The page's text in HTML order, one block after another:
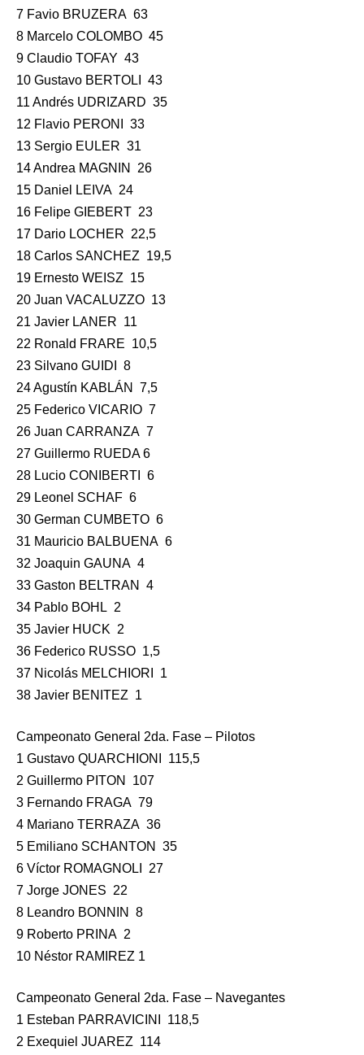
7 Favio BRUZERA 63
8 Marcelo COLOMBO 45
9 Claudio TOFAY 43
10 Gustavo BERTOLI 43
11 Andrés UDRIZARD 35
12 Flavio PERONI 33
13 Sergio EULER 31
14 Andrea MAGNIN 26
15 Daniel LEIVA 24
16 Felipe GIEBERT 23
17 Dario LOCHER 22,5
18 Carlos SANCHEZ 19,5
19 Ernesto WEISZ 15
20 Juan VACALUZZO 13
21 Javier LANER 11
22 Ronald FRARE 10,5
23 Silvano GUIDI 8
24 Agustín KABLÁN 7,5
25 Federico VICARIO 7
26 Juan CARRANZA 7
27 Guillermo RUEDA 6
28 Lucio CONIBERTI 6
29 Leonel SCHAF 6
30 German CUMBETO 6
31 Mauricio BALBUENA 6
32 Joaquin GAUNA 4
33 Gaston BELTRAN 4
34 Pablo BOHL 2
35 Javier HUCK 2
36 Federico RUSSO 1,5
37 Nicolás MELCHIORI 1
38 Javier BENITEZ 1
Campeonato General 2da. Fase – Pilotos
1 Gustavo QUARCHIONI 115,5
2 Guillermo PITON 107
3 Fernando FRAGA 79
4 Mariano TERRAZA 36
5 Emiliano SCHANTON 35
6 Víctor ROMAGNOLI 27
7 Jorge JONES 22
8 Leandro BONNIN 8
9 Roberto PRINA 2
10 Néstor RAMIREZ 1
Campeonato General 2da. Fase – Navegantes
1 Esteban PARRAVICINI 118,5
2 Exequiel JUAREZ 114